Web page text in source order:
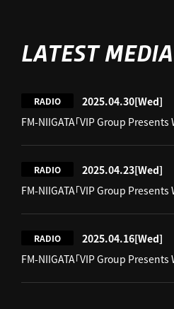
LATEST MEDIA
RADIO 2025.04.30[Wed]
FM-NIIGATA「VIP Group Presents
RADIO 2025.04.23[Wed]
FM-NIIGATA「VIP Group Presents
RADIO 2025.04.16[Wed]
FM-NIIGATA「VIP Group Presents